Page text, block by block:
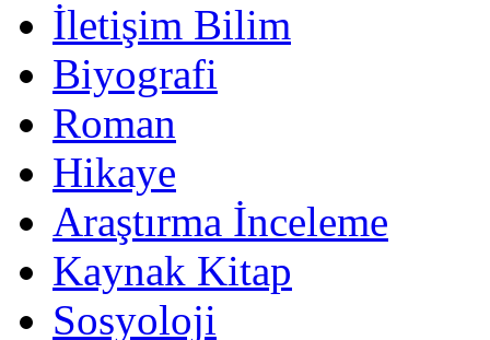
İletişim Bilim
Biyografi
Roman
Hikaye
Araştırma İnceleme
Kaynak Kitap
Sosyoloji